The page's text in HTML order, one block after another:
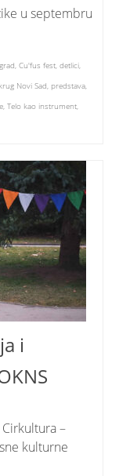
u septembru
, Cu'fus fest, detlici,
Novi Sad, predstava,
, Telo kao instrument,
i
–
kulturne